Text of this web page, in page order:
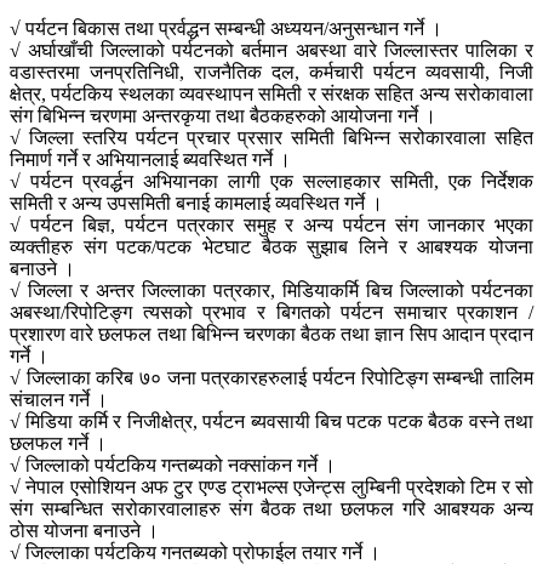
√ पर्यटन बिकास तथा प्रर्वद्धन सम्बन्धी अध्ययन/अनुसन्धान गर्ने ।
√ अर्घाखाँची जिल्लाको पर्यटनको बर्तमान अबस्था वारे जिल्लास्तर पालिका र
वडास्तरमा जनप्रतिनिधी, राजनैतिक दल, कर्मचारी पर्यटन व्यवसायी, निजी
क्षेत्र, पर्यटकिय स्थलका व्यवस्थापन समिती र संरक्षक सहित अन्य सरोकावाला
संग बिभिन्न चरणमा अन्तरकृया तथा बैठकहरुको आयोजना गर्ने ।
√ जिल्ला स्तरिय पर्यटन प्रचार प्रसार समिती बिभिन्न सरोकारवाला सहित
निमार्ण गर्ने र अभियानलाई ब्यवस्थित गर्ने ।
√ पर्यटन प्रवर्द्धन अभियानका लागी एक सल्लाहकार समिती, एक निर्देशक
समिती र अन्य उपसमिती बनाई कामलाई व्यवस्थित गर्ने ।
√ पर्यटन बिज्ञ, पर्यटन पत्रकार समुह र अन्य पर्यटन संग जानकार भएका
व्यक्तीहरु संग पटक/पटक भेटघाट बैठक सुझाब लिने र आबश्यक योजना
बनाउने ।
√ जिल्ला र अन्तर जिल्लाका पत्रकार, मिडियाकर्मि बिच जिल्लाको पर्यटनका
अबस्था/रिपोटिङ्ग त्यसको प्रभाव र बिगतको पर्यटन समाचार प्रकाशन /
प्रशारण वारे छलफल तथा बिभिन्न चरणका बैठक तथा ज्ञान सिप आदान प्रदान
गर्ने ।
√ जिल्लाका करिब ७० जना पत्रकारहरुलाई पर्यटन रिपोटिङ्ग सम्बन्धी तालिम
संचालन गर्ने ।
√ मिडिया कर्मि र निजीक्षेत्र, पर्यटन ब्यवसायी बिच पटक पटक बैठक वस्ने तथा
छलफल गर्ने ।
√ जिल्लाको पर्यटकिय गन्तब्यको नक्सांकन गर्ने ।
√ नेपाल एसोशियन अफ टुर एण्ड ट्राभल्स एजेन्ट्स लुम्बिनी प्रदेशको टिम र सो
संग सम्बन्धित सरोकारवालाहरु संग बैठक तथा छलफल गरि आबश्यक अन्य
ठोस योजना बनाउने ।
√ जिल्लाका पर्यटकिय गनतब्यको प्रोफाईल तयार गर्ने ।